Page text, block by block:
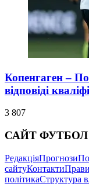
Копенгаген –
відповіді
3 807
САЙТ ФУТБОЛ
РедакціяПрогнози
сайтуКонтакти
політикаСтруктура